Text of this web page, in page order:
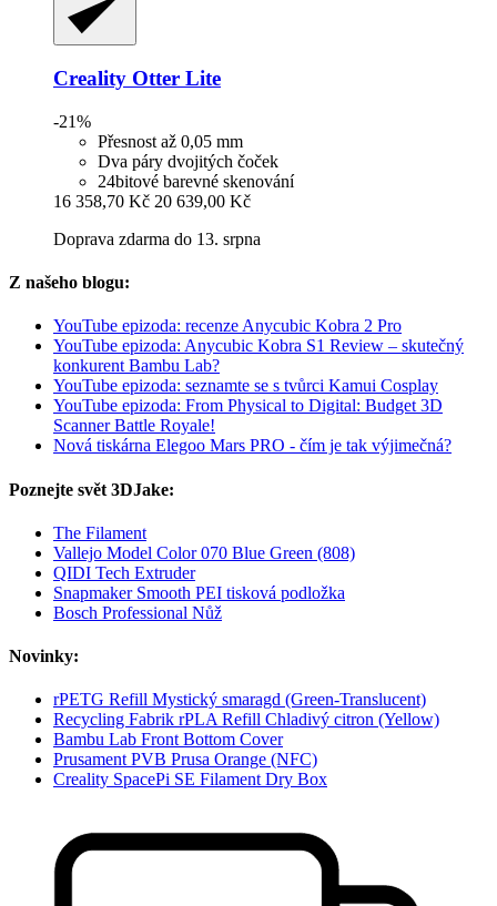
Creality Otter Lite
-21%
Přesnost až 0,05 mm
Dva páry dvojitých čoček
24bitové barevné skenování
16 358,70 Kč 20 639,00 Kč
Doprava zdarma do 13. srpna
Z našeho blogu:
YouTube epizoda: recenze Anycubic Kobra 2 Pro
YouTube epizoda: Anycubic Kobra S1 Review – skutečný
konkurent Bambu Lab?
YouTube epizoda: seznamte se s tvůrci Kamui Cosplay
YouTube epizoda: From Physical to Digital: Budget 3D
Scanner Battle Royale!
Nová tiskárna Elegoo Mars PRO - čím je tak výjimečná?
Poznejte svět 3DJake:
The Filament
Vallejo Model Color 070 Blue Green (808)
QIDI Tech Extruder
Snapmaker Smooth PEI tisková podložka
Bosch Professional Nůž
Novinky:
rPETG Refill Mystický smaragd (Green-Translucent)
Recycling Fabrik rPLA Refill Chladivý citron (Yellow)
Bambu Lab Front Bottom Cover
Prusament PVB Prusa Orange (NFC)
Creality SpacePi SE Filament Dry Box